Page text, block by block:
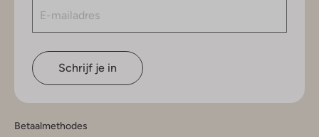
Schrijf je in
Betaalmethodes